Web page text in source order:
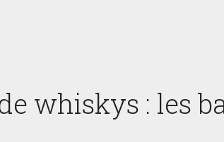
whiskys : les